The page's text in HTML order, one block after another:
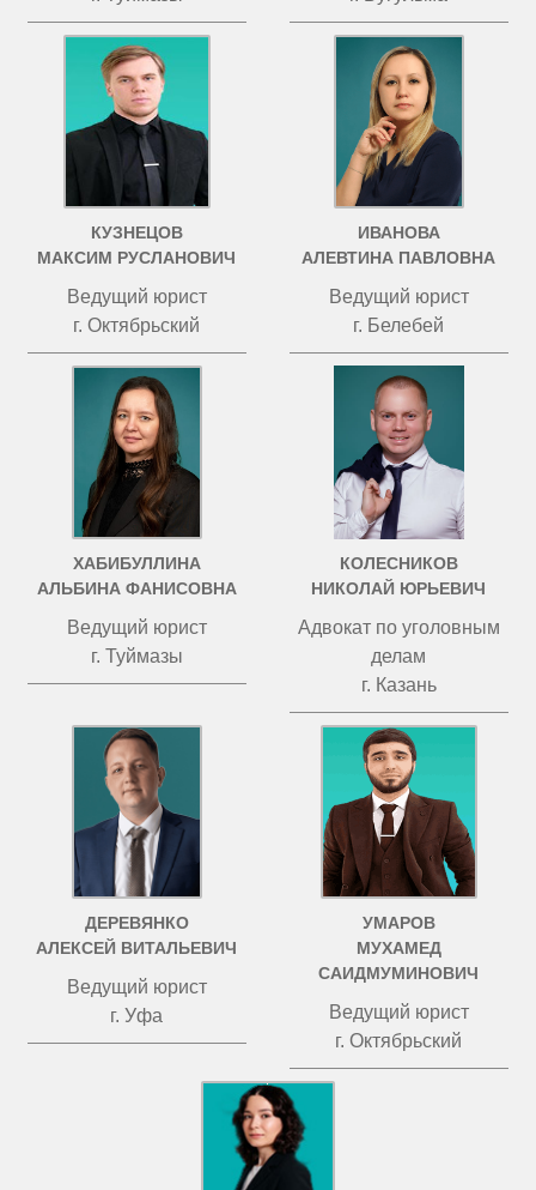
КУЗНЕЦОВ
МАКСИМ РУСЛАНОВИЧ
Ведущий юрист
г. Октябрьский
ИВАНОВА
АЛЕВТИНА ПАВЛОВНА
Ведущий юрист
г. Белебей
ХАБИБУЛЛИНА
АЛЬБИНА ФАНИСОВНА
Ведущий юрист
г. Туймазы
КОЛЕСНИКОВ
НИКОЛАЙ ЮРЬЕВИЧ
Адвокат по уголовным
делам
г. Казань
ДЕРЕВЯНКО
АЛЕКСЕЙ ВИТАЛЬЕВИЧ
Ведущий юрист
г. Уфа
УМАРОВ
МУХАМЕД
САИДМУМИНОВИЧ
Ведущий юрист
г. Октябрьский